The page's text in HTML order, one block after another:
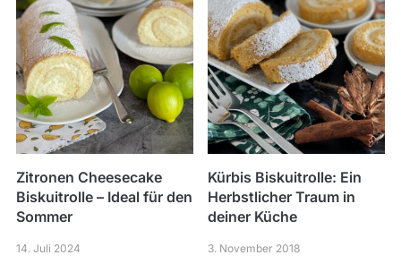
Zitronen Cheesecake
Biskuitrolle – Ideal für den
Sommer
14. Juli 2024
Kürbis Biskuitrolle: Ein
Herbstlicher Traum in
deiner Küche
3. November 2018